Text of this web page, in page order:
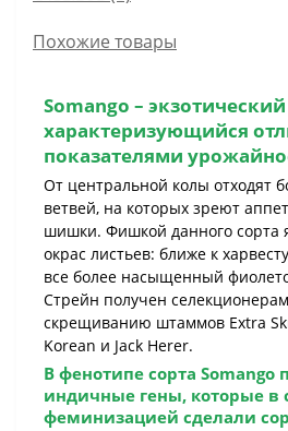
Похожие товары
Somango –
характеризующийся
показателями
От центральной колы отходят
ветвей, на которых зреют
шишки. Фишкой данного сорта
окрас листьев: ближе к
все более насыщенный
Стрейн получен
скрещиванию штаммов Extra
Korean и Jack Herer.
В фенотипе сорта Somango
индичные гены, которые в
феминизацией сделали